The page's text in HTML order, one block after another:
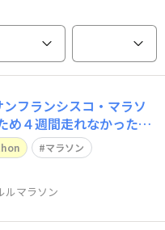
フランシスコ・マラソ
め４週間走れなかったの
フルマラソン。あと、
ラソン。待ち遠しい限
https://youtube.com/sh
マラソン
ルマラソン